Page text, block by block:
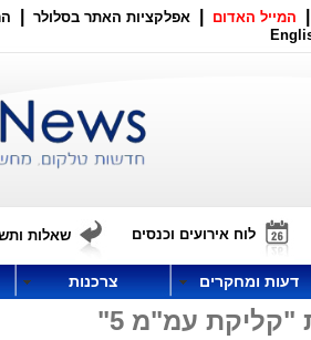
המייל האדום אפלקציות האתר בסלולר
לוח אירועים וכנסים שאלות
דעות ומחקרים צרכנות
האם ניתן לחסל את "תפירת התיקים" ותופעת "קליקת עמ"מ 5"